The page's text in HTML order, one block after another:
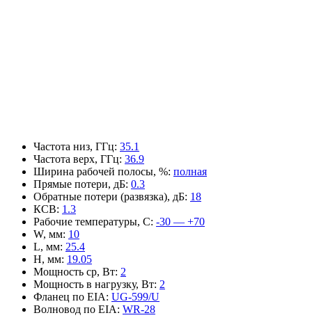
Частота низ, ГГц: 35.1
Частота верх, ГГц: 36.9
Ширина рабочей полосы, %: полная
Прямые потери, дБ: 0.3
Обратные потери (развязка), дБ: 18
КСВ: 1.3
Рабочие температуры, С: -30 — +70
W, мм: 10
L, мм: 25.4
H, мм: 19.05
Мощность ср, Вт: 2
Мощность в нагрузку, Вт: 2
Фланец по EIA: UG-599/U
Волновод по EIA: WR-28